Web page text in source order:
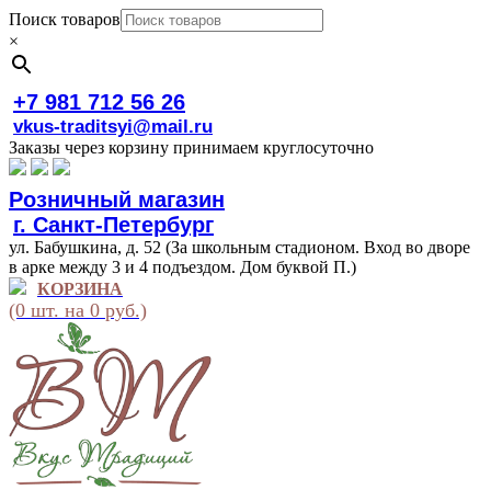
Поиск товаров
×
+7 981 712 56 26
vkus-traditsyi@mail.ru
Заказы через корзину принимаем круглосуточно
Розничный магазин
г. Санкт-Петербург
ул. Бабушкина, д. 52 (За школьным стадионом. Вход во дворе
в арке между 3 и 4 подъездом. Дом буквой П.)
КОРЗИНА
(0 шт. на 0 руб.)